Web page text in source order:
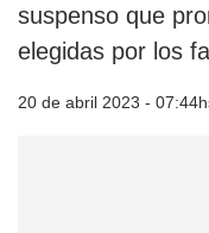
suspenso que
elegidas por los
20 de abril 2023 -